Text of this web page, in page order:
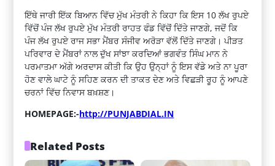
ਇੱਥੇ ਜਾਰੀ ਇੱਕ ਬਿਆਨ ਵਿੱਚ ਮੁੱਖ ਮੰਤਰੀ ਨੇ ਕਿਹਾ ਕਿ ਇਸ 10 ਲੱਖ ਰੁਪਏ
ਵਿੱਚੋਂ ਪੰਜ ਲੱਖ ਰੁਪਏ ਮੁੱਖ ਮੰਤਰੀ ਰਾਹਤ ਫੰਡ ਵਿੱਚੋਂ ਦਿੱਤੇ ਜਾਣਗੇ, ਜਦੋਂ ਕਿ
ਪੰਜ ਲੱਖ ਰੁਪਏ ਰਾਜ ਸਭਾ ਮੈਂਬਰ ਸੰਜੀਵ ਅਰੋੜਾ ਵੱਲੋਂ ਦਿੱਤੇ ਜਾਣਗੇ। ਪੀੜਤ
ਪਰਿਵਾਰ ਦੇ ਮੈਂਬਰਾਂ ਨਾਲ ਦੁੱਖ ਸਾਂਝਾ ਕਰਦਿਆਂ ਭਗਵੰਤ ਸਿੰਘ ਮਾਨ ਨੇ
ਪਰਮਾਤਮਾ ਅੱਗੇ ਅਰਦਾਸ ਕੀਤੀ ਕਿ ਉਹ ਉਨ੍ਹਾਂ ਨੂੰ ਇਸ ਵੱਡੇ ਅਤੇ ਨਾ ਪੂਰਾ
ਹੋਣ ਵਾਲੇ ਘਾਟੇ ਨੂੰ ਸਹਿਣ ਕਰਨ ਦੀ ਤਾਕਤ ਦੇਣ ਅਤੇ ਵਿਛੜੀ ਰੂਹ ਨੂੰ ਆਪਣੇ
ਚਰਨਾਂ ਵਿੱਚ ਨਿਵਾਸ ਬਖ਼ਸ਼ਣ।
HOMEPAGE:-http://PUNJABDIAL.IN
Related Posts